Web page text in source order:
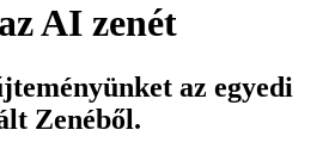
AI zenét
az egyedi
Zenéből.